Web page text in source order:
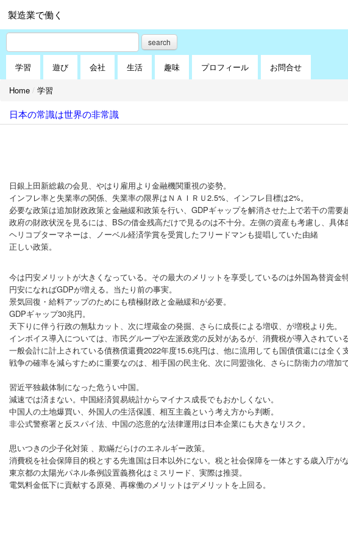
製造業で働く
search
学習 遊び 会社 生活 趣味 プロフィール
お問合せ
Home / 学習
日本の常識は世界の非常識
日銀上田新総裁の会見、やはり雇用より金融機関重視の姿勢。
インフレ率と失業率の関係、失業率の限界はＮＡＩＲＵ2.5%、インフレ目標は2%。
必要な政策は追加財政政策と金融緩和政策を行い、GDPギャップを解消させた上で若干の需要
政府の財政状況を見るには、BSの借金残高だけで見るのは不十分。左側の資産も考慮し、具
ヘリコプターマネーは、ノーベル経済学賞を受賞したフリードマンも提唱していた由緒
正しい政策。
今は円安メリットが大きくなっている。その最大のメリットを享受しているのは外国為替資金
円安になればGDPが増える。当たり前の事実。
景気回復・給料アップのためにも積極財政と金融緩和が必要。
GDPギャップ30兆円。
天下りに伴う行政の無駄カット、次に埋蔵金の発掘、さらに成長による増収、が増税より先。
インボイス導入については、市民グループや左派政党の反対があるが、消費税が導入されてい
一般会計に計上されている債務償還費2022年度15.6兆円は、他に流用しても国債償還には全
戦争の確率を減らすために重要なのは、相手国の民主化、次に同盟強化、さらに防衛力の増加で
習近平独裁体制になった危うい中国。
減速では済まない。中国経済貿易統計からマイナス成長でもおかしくない。
中国人の土地爆買い、外国人の生活保護、相互主義という考え方から判断。
非公式警察署と反スパイ法、中国の恣意的な法律運用は日本企業にも大きなリスク。
思いつきの少子化対策 、欺瞞だらけのエネルギー政策。
消費税を社会保障目的税とする先進国は日本以外にない。税と社会保障を一体とする歳入庁が
東京都の太陽光パネル条例設置義務化はミスリード、実際は推奨。
電気料金低下に貢献する原発、再稼働のメリットはデメリットを上回る。